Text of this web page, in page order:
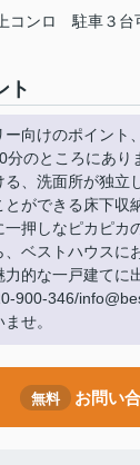
コンロ 駐車３台
ト
ー向けのポイント
分のところにあり
る、洗面所が独立
とができる床下収
一押しなピカピカ
、ベストハウスに
力的な一戸建てに
900-346/
せ。
無料 お問い